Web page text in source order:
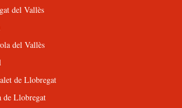
del Vallès
del Vallès
de Llobregat
de Llobregat